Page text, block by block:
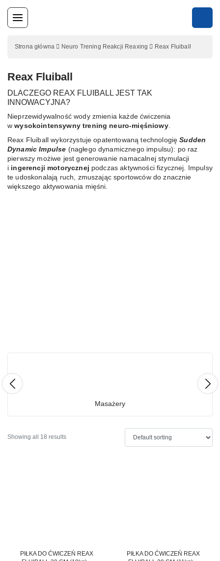
content
Strona główna Neuro Trening Reakcji Reaxing Reax Fluiball
Reax Fluiball
DLACZEGO REAX FLUIBALL JEST TAK
INNOWACYJNA?
Nieprzewidywalność wody zmienia każde ćwiczenia
wwysokointensywny trening neuro-mięśniowy.
Reax Fluiball wykorzystuje opatentowaną technologięSudden
Dynamic Impulse (nagłego dynamicznego impulsu): po raz
pierwszy możiwe jest generowanie namacalnej stymulacji
i ingerencji motorycznej podczas aktywności fizycznej. Impulsy
te udoskonalają ruch, zmuszając sportowców do znacznie
większego aktywowania mięśni.
Masażery
Showing all 18 results
PIŁKA DO ĆWICZEŃ REAX
PIŁKA DO ĆWICZEŃ REAX